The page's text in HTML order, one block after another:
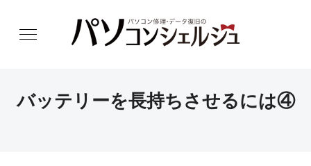
バッテリーを長持ちさせるには④